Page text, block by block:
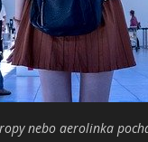
nebo aerolinka